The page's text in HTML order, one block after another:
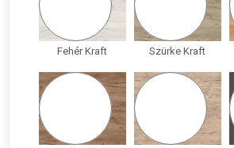
Fehér Kraft Szürke Kraft